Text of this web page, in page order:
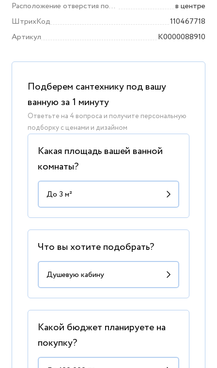
Расположение отверстия под
смеситель
в центре
ШтрихКод
110467718
Артикул
K0000088910
Подберем сантехнику под вашу
ванную за 1 минуту
Ответьте на 4 вопроса и получите персональную
подборку с ценами и дизайном
Какая площадь вашей ванной
комнаты?
Что вы хотите подобрать?
Какой бюджет планируете на
покупку?